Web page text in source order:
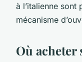
à l’italienne sont
mécanisme
Où acheter